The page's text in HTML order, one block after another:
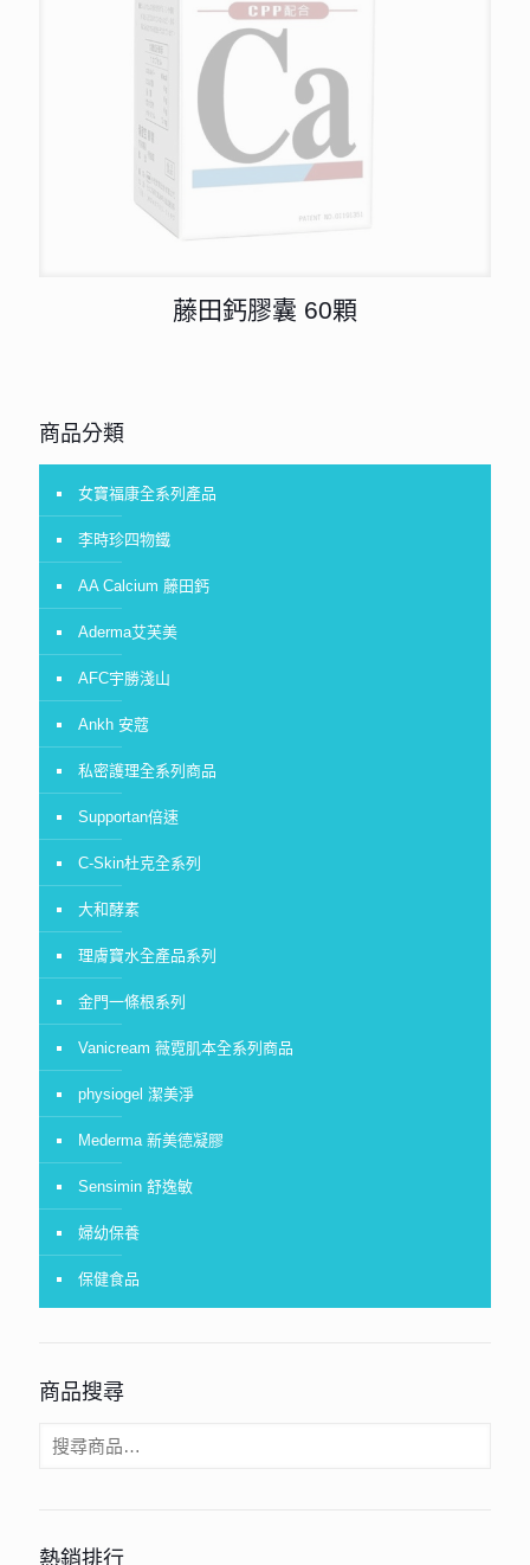
藤田鈣膠囊 60顆
商品分類
女寶福康全系列產品
李時珍四物鐵
AA Calcium 藤田鈣
Aderma艾芙美
AFC宇勝淺山
Ankh 安蔻
私密護理全系列商品
Supportan倍速
C-Skin杜克全系列
大和酵素
理膚寶水全產品系列
金門一條根系列
Vanicream 薇霓肌本全系列商品
physiogel 潔美淨
Mederma 新美德凝膠
Sensimin 舒逸敏
婦幼保養
保健食品
商品搜尋
熱銷排行